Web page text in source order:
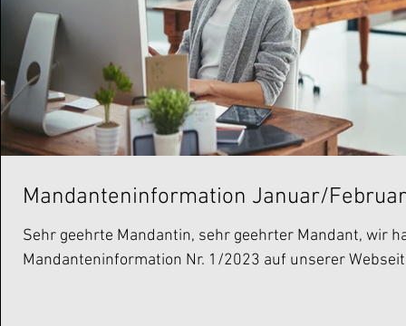
Mandanteninformation Januar/
Sehr geehrte Mandantin, sehr geehrter Mandant, wir
Mandanteninformation Nr. 1/2023 auf unserer